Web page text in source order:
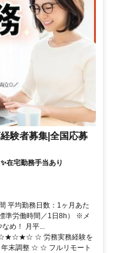
験者募集|全国応募
在宅勤務手当あり
平均勤務日数：1ヶ月あた
準労働時間／1日8h） ※メ
め！ 月平...
☆ 労務実務経験を
末調整 ☆ ☆ フルリモート